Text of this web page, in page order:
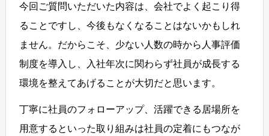
今回ご質問いただいた内容は、会社でよく起こり得
ることですし、今後もなくなることはないかもしれ
ません。だからこそ、少ない人数の時から人事評価
制度を導入し、入社年次に関わらず社員が成長する
環境を整えてあげることが大切だと思います。
丁寧に社員のフォローアップ、活躍できる居場所を
用意するといった取り組みは社員の定着にもつなが